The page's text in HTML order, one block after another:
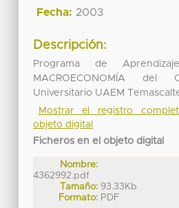
Fecha: 2003
Descripción:
Programa de
MACROECONOMÍA del
Universitario UAEM
Mostrar el registro
objeto digital
Ficheros en el objeto digital
Nombre:
4362992.pdf
Tamaño: 93.33Kb
Formato: PDF